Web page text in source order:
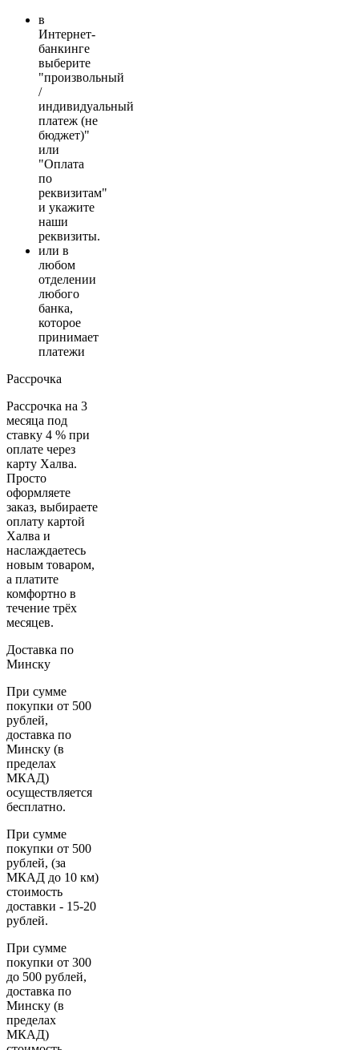
в
Интернет-
банкинге
выберите
"произвольный
/
индивидуальный
платеж (не
бюджет)"
или
"Оплата
по
реквизитам"
и укажите
наши
реквизиты.
или в
любом
отделении
любого
банка,
которое
принимает
платежи
Рассрочка
Рассрочка на 3
месяца под
ставку 4 % при
оплате через
карту Халва.
Просто
оформляете
заказ, выбираете
оплату картой
Халва и
наслаждаетесь
новым товаром,
а платите
комфортно в
течение трёх
месяцев.
Доставка по
Минску
При сумме
покупки от 500
рублей,
доставка по
Минску (в
пределах
МКАД)
осуществляется
бесплатно.
При сумме
покупки от 500
рублей, (за
МКАД до 10 км)
стоимость
доставки - 15-20
рублей.
При сумме
покупки от 300
до 500 рублей,
доставка по
Минску (в
пределах
МКАД)